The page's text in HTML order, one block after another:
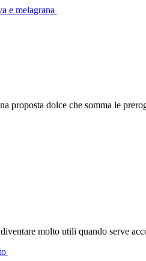
e melagrana
proposta dolce che somma le
molto utili quando serve